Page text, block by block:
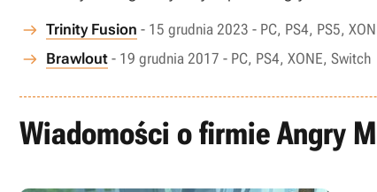
Trinity Fusion - 15 grudnia 2023 - PC, PS4, PS5,
Brawlout - 19 grudnia 2017 - PC, PS4, XONE, Switch
Wiadomości o firmie Angry